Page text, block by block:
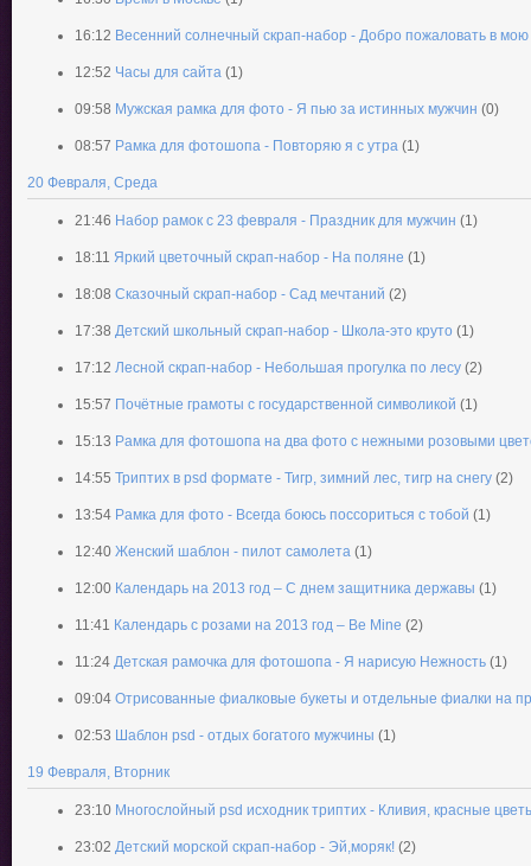
16:12 Весенний солнечный скрап-набор - Добро пожаловать в
12:52 Часы для сайта (1)
09:58 Мужская рамка для фото - Я пью за истинных мужчин (0)
08:57 Рамка для фотошопа - Повторяю я с утра (1)
20 Февраля, Среда
21:46 Набор рамок с 23 февраля - Праздник для мужчин (1)
18:11 Яркий цветочный скрап-набор - На поляне (1)
18:08 Сказочный скрап-набор - Сад мечтаний (2)
17:38 Детский школьный скрап-набор - Школа-это круто (1)
17:12 Лесной скрап-набор - Небольшая прогулка по лесу (2)
15:57 Почётные грамоты с государственной символикой (1)
15:13 Рамка для фотошопа на два фото с нежными розовыми
14:55 Триптих в psd формате - Тигр, зимний лес, тигр на снегу (2)
13:54 Рамка для фото - Всегда боюсь поссориться с тобой (1)
12:40 Женский шаблон - пилот самолета (1)
12:00 Календарь на 2013 год – С днем защитника державы (1)
11:41 Календарь с розами на 2013 год – Be Mine (2)
11:24 Детская рамочка для фотошопа - Я нарисую Нежность (1)
09:04 Отрисованные фиалковые букеты и отдельные фиалки на
02:53 Шаблон psd - отдых богатого мужчины (1)
19 Февраля, Вторник
23:10 Многослойный psd исходник триптих - Кливия, красные
23:02 Детский морской скрап-набор - Эй,моряк! (2)